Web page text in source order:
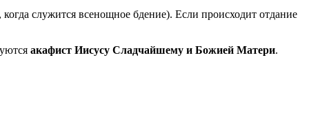
служится всенощное бдение). Если происходит отдание
акафист Иисусу Сладчайшему и Божией Матери.